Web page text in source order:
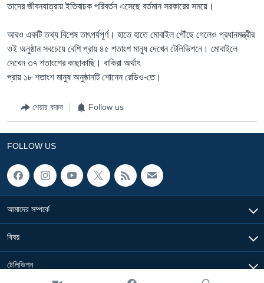
তাদের জীবনযাত্রায় ইতিবাচক পরিবর্তন এসেছে বর্তমান সরকারের সময়ে।
আরও একটি তথ্য বিশেষ তাৎপর্যপূর্ণ। হাতে হাতে মোবাইল পৌঁছে গেলেও প্রধানমন্ত্রীর
ওই অনুষ্ঠান সবচেয়ে বেশি প্রায় ৪৫ শতাংশ মানুষ দেখেন টেলিভিশনে। মোবাইলে
দেখেন ৩৭ শতাংশের কাছাকাছি। বাকিরা অর্থাৎ
প্রায় ১৮ শতাংশ মানুষ অনুষ্ঠানটি শোনেন রেডিও-তে।
শেয়ার করুন Follow us
FOLLOW US
আমাদের সম্পর্কে
বিষয়
টেলিভিশন